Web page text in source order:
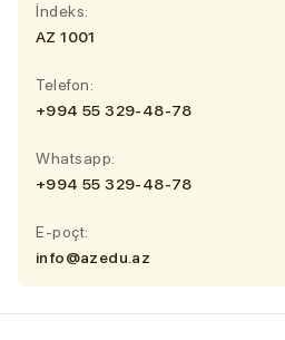
İndeks:
AZ 1001
Telefon:
+994 55 329-48-78
Whatsapp:
+994 55 329-48-78
E-poçt:
info@azedu.az